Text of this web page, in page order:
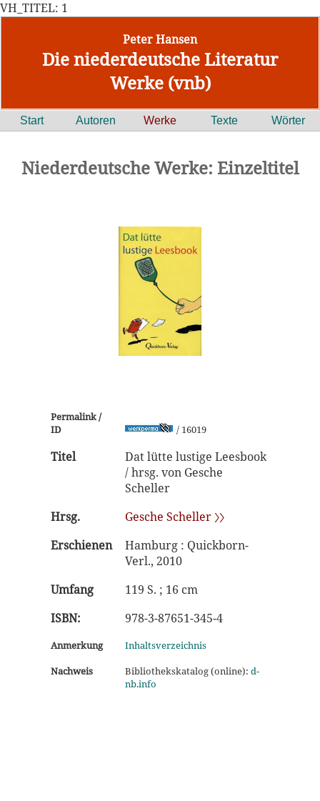
VH_TITEL: 1
Peter Hansen
Die niederdeutsche Literatur
Werke (vnb)
Start Autoren Werke Texte Wörter
Niederdeutsche Werke: Einzeltitel
Permalink /
ID
/ 16019
Titel
Dat lütte lustige Leesbook
/ hrsg. von Gesche
Scheller
Hrsg.
Gesche Scheller 〉〉
Erschienen
Hamburg : Quickborn-
Verl., 2010
Umfang
119 S. ; 16 cm
ISBN:
978-3-87651-345-4
Anmerkung
Inhaltsverzeichnis
Nachweis
Bibliothekskatalog (online): d-
nb.info